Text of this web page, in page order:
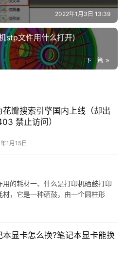
2022年1月3日 13:39
stp文件用什么打开)
下一篇
花瓣搜索引擎国内上线（却出
禁止访问）
1月15日
的耗材一、什么是打印机硒鼓打印
，它是一种硒鼓，由一个圆柱形
本显卡怎么换?笔记本显卡能换